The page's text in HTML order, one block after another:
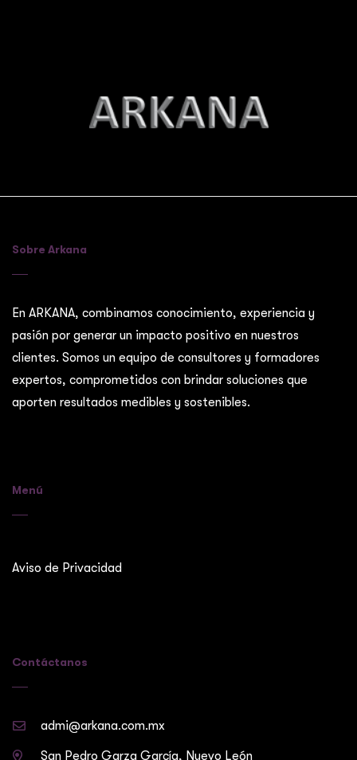
Sobre Arkana
En ARKANA, combinamos conocimiento, experiencia y
pasión por generar un impacto positivo en nuestros
clientes. Somos un equipo de consultores y formadores
expertos, comprometidos con brindar soluciones que
aporten resultados medibles y sostenibles.
Menú
Aviso de Privacidad
Contáctanos
admi@arkana.com.mx
San Pedro Garza García, Nuevo León